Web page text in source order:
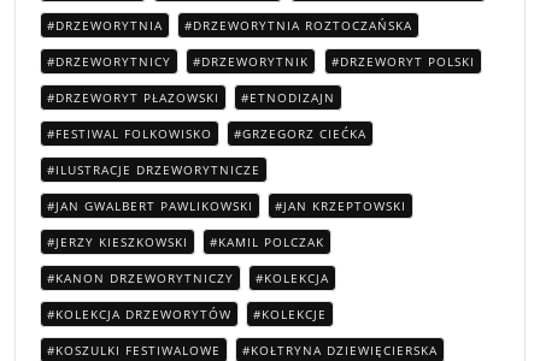
DRZEWORYTNIA DRZEWORYTNIA ROZTOCZAŃSKA
DRZEWORYTNICY DRZEWORYTNIK DRZEWORYT POLSKI
DRZEWORYT PŁAZOWSKI ETNODIZAJN
FESTIWAL FOLKOWISKO GRZEGORZ CIEĆKA
ILUSTRACJE DRZEWORYTNICZE
JAN GWALBERT PAWLIKOWSKI JAN KRZEPTOWSKI
JERZY KIESZKOWSKI KAMIL POLCZAK
KANON DRZEWORYTNICZY KOLEKCJA
KOLEKCJA DRZEWORYTÓW KOLEKCJE
KOSZULKI FESTIWALOWE KOŁTRYNA DZIEWIĘCIERSKA